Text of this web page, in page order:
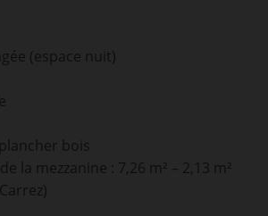
(espace nuit)
bois
la mezzanine : 7,26 m² – 2,13 m²